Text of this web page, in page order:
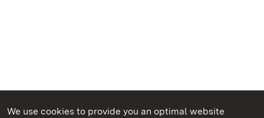
We use cookies to provide you an optimal website